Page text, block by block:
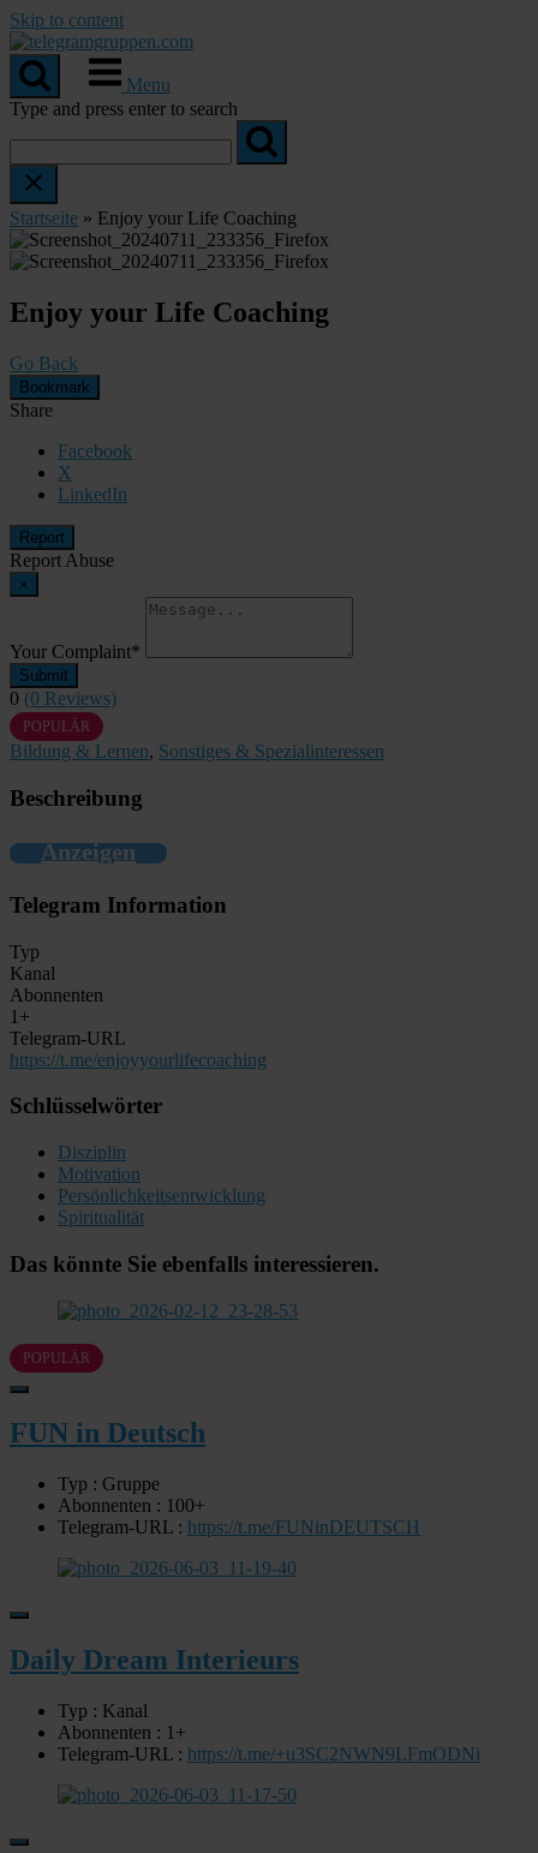
Skip to content
Menu
Type and press enter to search
Startseite » Enjoy your Life Coaching
Enjoy your Life Coaching
Go Back
Bookmark
Share
Facebook
X
LinkedIn
Report
Report Abuse
×
Your Complaint*
Submit
0 (0 Reviews)
POPULÄR
Bildung & Lernen, Sonstiges & Spezialinteressen
Beschreibung
Anzeigen
Telegram Information
Typ
Kanal
Abonnenten
1+
Telegram-URL
https://t.me/enjoyyourlifecoaching
Schlüsselwörter
Disziplin
Motivation
Persönlichkeitsentwicklung
Spiritualität
Das könnte Sie ebenfalls interessieren.
POPULÄR
FUN in Deutsch
Typ : Gruppe
Abonnenten : 100+
Telegram-URL : https://t.me/FUNinDEUTSCH
Daily Dream Interieurs
Typ : Kanal
Abonnenten : 1+
Telegram-URL : https://t.me/+u3SC2NWN9LFmODNi